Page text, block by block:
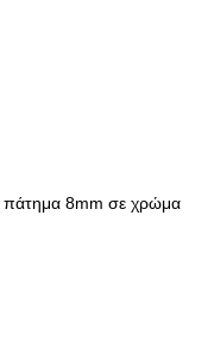
πάτημα 8mm σε χρώμα